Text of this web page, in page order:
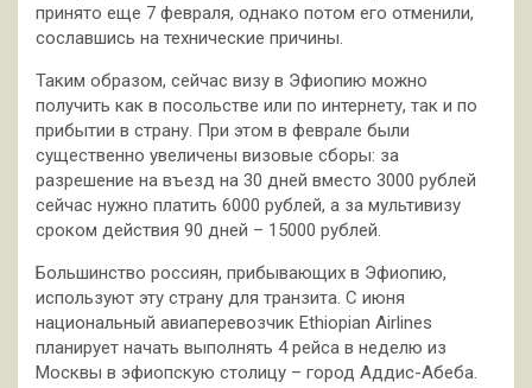
принято еще 7 февраля, однако потом его отменили,
сославшись на технические причины.
Таким образом, сейчас визу в Эфиопию можно
получить как в посольстве или по интернету, так и по
прибытии в страну. При этом в феврале были
существенно увеличены визовые сборы: за
разрешение на въезд на 30 дней вместо 3000 рублей
сейчас нужно платить 6000 рублей, а за мультивизу
сроком действия 90 дней – 15000 рублей.
Большинство россиян, прибывающих в Эфиопию,
используют эту страну для транзита. С июня
национальный авиаперевозчик Ethiopian Airlines
планирует начать выполнять 4 рейса в неделю из
Москвы в эфиопскую столицу – город Аддис-Абеба.